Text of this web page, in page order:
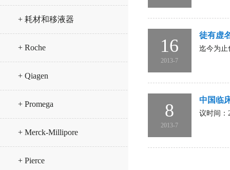
+ 耗材和移液器
+ Roche
+ Qiagen
+ Promega
+ Merck-Millipore
+ Pierce
16
2013-7
徒有虚
迄今为止
8
2013-7
中国临
议时间：